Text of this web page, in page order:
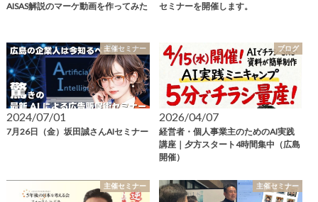
AISAS解説のマーケ動画を作ってみた
セミナーを開催します。
主催セミナー
2024/07/01
7月26日（金）坂田誠さんAIセミナー
ブログ
2026/04/07
経営者・個人事業主のためのAI実践
講座｜夕方スタート4時間集中（広島
開催）
主催セミナー 主催セミナー